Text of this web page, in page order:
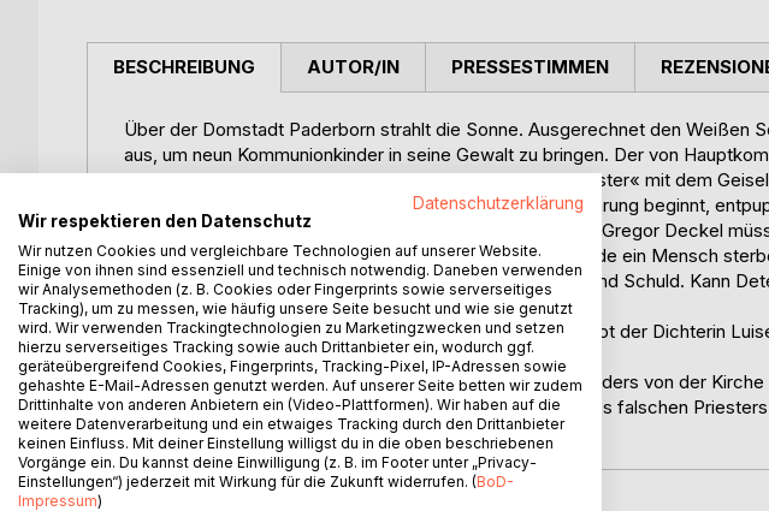
BESCHREIBUNG
Über der Domstadt Paderborn strahlt die Sonne. Ausgerechnet den Weißen
aus, um neun Kommunionkinder in seine Gewalt zu bringen. Der von
Privatdetektiv Friedrich Maikötter muss als falscher »Priester« mit dem
Grosches letztem Roman der Maikötter-Trilogie als Entführung beginnt,
brisantem Hintergrund. Maikötter und sein pfiffiger Helfer Gregor Deckel
des Entführers zu erfüllen, denn sollten sie scheitern, würde ein Mensch
Eine Geschichte über Täter und Opfer, über Missbrauch und Schuld. Kann
Priester Paderborns »heile« Welt wieder herstellen?
Dass derweil in Paderborn ein wertvolles Originalmanuskript der Dichterin
auch mit dem Geschehen zu tun.
In diesem spannenden Roman, der vorbehaltlos ein besonders von der
aufgreift, beweist Erwin Grosche mit der skurrilen Figur des falschen
unter Deutschlands Krimiautoren.
AUTOR/IN PRESSESTIMMEN
Datenschutzerklärung
Wir respektieren den Datenschutz
Wir nutzen Cookies und vergleichbare Technologien auf unserer Website.
Einige von ihnen sind essenziell und technisch notwendig. Daneben verwenden
wir Analysemethoden (z. B. Cookies oder Fingerprints sowie serverseitiges
Tracking), um zu messen, wie häufig unsere Seite besucht und wie sie genutzt
wird. Wir verwenden Trackingtechnologien zu Marketingzwecken und setzen
hierzu serverseitiges Tracking sowie auch Drittanbieter ein, wodurch ggf.
geräteübergreifend Cookies, Fingerprints, Tracking-Pixel, IP-Adressen sowie
gehashte E-Mail-Adressen genutzt werden. Auf unserer Seite betten wir zudem
Drittinhalte von anderen Anbietern ein (Video-Plattformen). Wir haben auf die
weitere Datenverarbeitung und ein etwaiges Tracking durch den Drittanbieter
keinen Einfluss. Mit deiner Einstellung willigst du in die oben beschriebenen
Vorgänge ein. Du kannst deine Einwilligung (z. B. im Footer unter „Privacy-
Einstellungen“) jederzeit mit Wirkung für die Zukunft widerrufen. (BoD-
Impressum)